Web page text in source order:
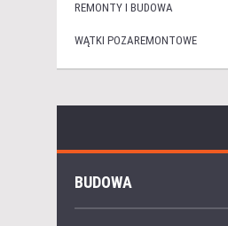
REMONTY I BUDOWA
WĄTKI POZAREMONTOWE
BUDOWA